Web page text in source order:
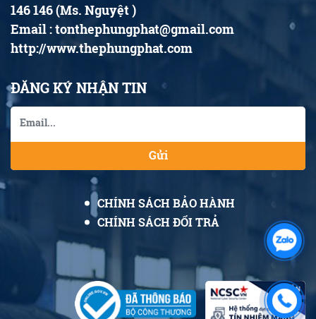
146 146 (Ms. Nguyệt )
Email : tonthephungphat@gmail.com
http://www.thephungphat.com
ĐĂNG KÝ NHẬN TIN
Gửi
CHÍNH SÁCH BẢO HÀNH
CHÍNH SÁCH ĐỔI TRẢ